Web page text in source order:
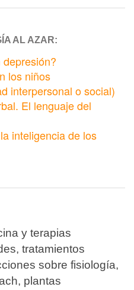
AL AZAR:
los niños
interpersonal o social)
El lenguaje del
inteligencia de los
y terapias
tratamientos
sobre fisiología,
plantas